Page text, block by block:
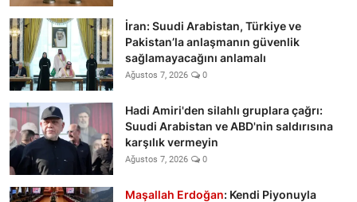
İran: Suudi Arabistan, Türkiye ve
Pakistan’la anlaşmanın güvenlik
sağlamayacağını anlamalı
Ağustos 7, 2026 0
Hadi Amiri'den silahlı gruplara çağrı:
Suudi Arabistan ve ABD'nin saldırısına
karşılık vermeyin
Ağustos 7, 2026 0
Maşallah Erdoğan: Kendi Piyonuyla